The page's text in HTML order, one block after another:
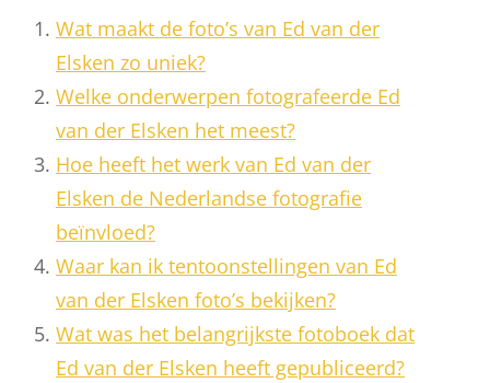
Wat maakt de foto’s van Ed van der
Elsken zo uniek?
Welke onderwerpen fotografeerde Ed
van der Elsken het meest?
Hoe heeft het werk van Ed van der
Elsken de Nederlandse fotografie
beïnvloed?
Waar kan ik tentoonstellingen van Ed
van der Elsken foto’s bekijken?
Wat was het belangrijkste fotoboek dat
Ed van der Elsken heeft gepubliceerd?